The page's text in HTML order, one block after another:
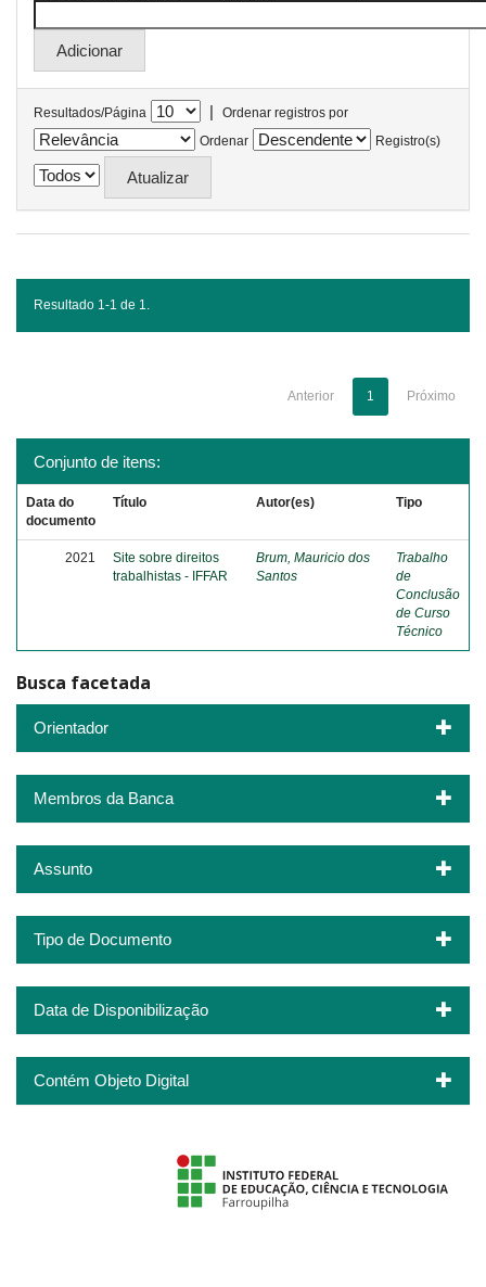
Resultados/Página |
Ordenar registros por
Ordenar
Registro(s)
Resultado 1-1 de 1.
Anterior 1 Próximo
Conjunto de itens:
Data do
documento
Título Autor(es) Tipo
2021
Site sobre direitos
trabalhistas - IFFAR
Brum, Mauricio dos
Santos
Trabalho
de
Conclusão
de Curso
Técnico
Busca facetada
Orientador
Membros da Banca
Assunto
Tipo de Documento
Data de Disponibilização
Contém Objeto Digital